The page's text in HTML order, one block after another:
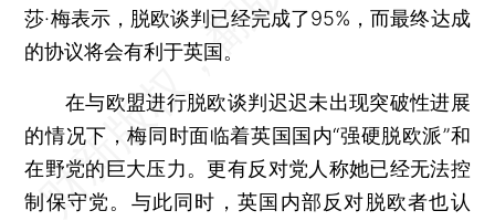
莎·梅表示，脱欧谈判已经完成了95%，而最终达成
的协议将会有利于英国。
在与欧盟进行脱欧谈判迟迟未出现突破性进展
的情况下，梅同时面临着英国国内“强硬脱欧派”和
在野党的巨大压力。更有反对党人称她已经无法控
制保守党。与此同时，英国内部反对脱欧者也认